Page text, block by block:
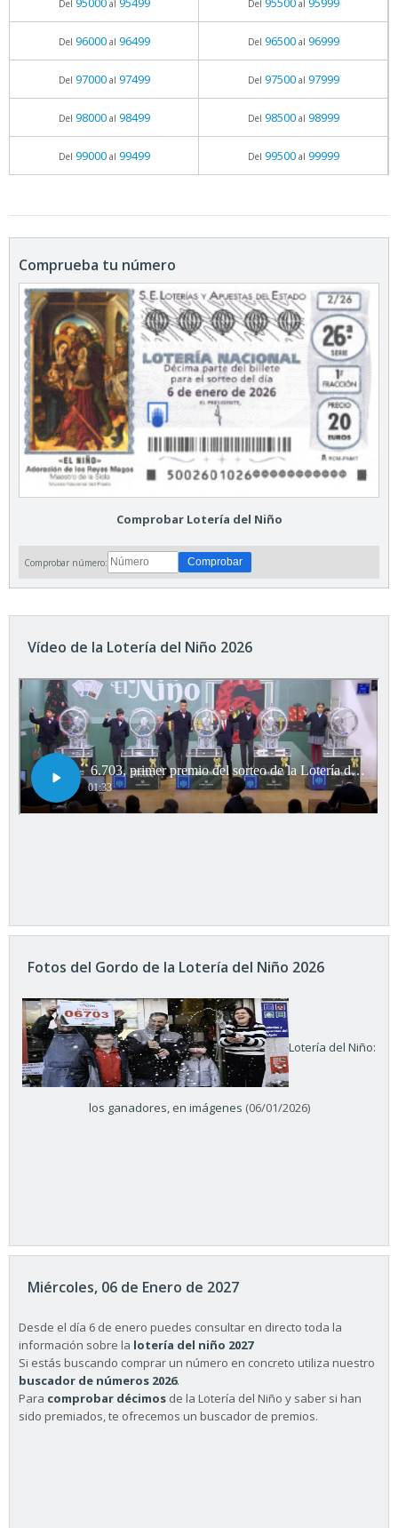
Del al Del al
Del 96000al 96499 Del 96500al 96999
Del 97000al 97499 Del 97500al 97999
Del 98000al 98499 Del 98500al 98999
Del 99000al 99499 Del 99500al 99999
Comprueba tu número
Comprobar Lotería del Niño
Comprobar número:
Vídeo de la Lotería del Niño 2026
Fotos del Gordo de la Lotería del Niño 2026
Lotería del Niño:
los ganadores, en imágenes (06/01/2026)
Miércoles, 06 de Enero de 2027
Desde el día 6 de enero puedes consultar en directo toda la
información sobre la lotería del niño 2027
Si estás buscando comprar un número en concreto utiliza nuestro
buscador de números 2026.
Para comprobar décimos de la Lotería del Niño y saber si han
sido premiados, te ofrecemos un buscador de premios.